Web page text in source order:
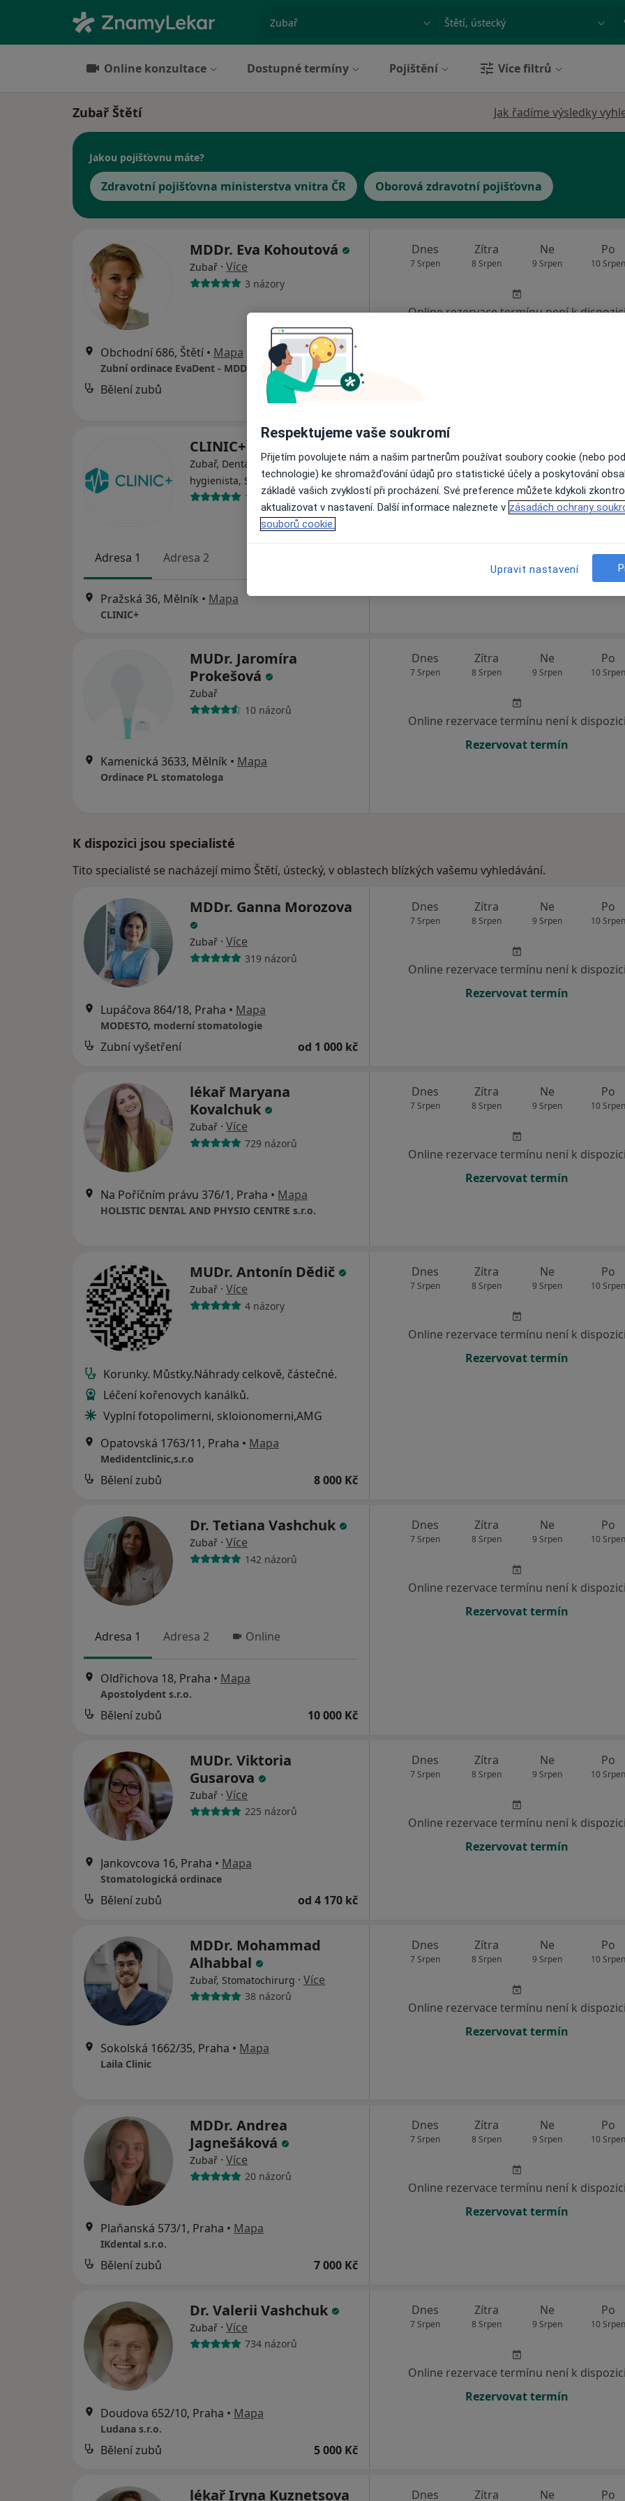
specializace, nemoc nebo příjmeníMěsto nebo region
Online konzultace Dostupné termíny Pojištění Více filtrů
Zubař Štětí Jak řadíme výsledky
Jakou pojišťovnu máte?
Zdravotní pojišťovna ministerstva vnitra ČR Oborová zdravotní pojišťovna
MDDr. Eva Kohoutová
Zubař · Více
3 názory
Obchodní 686, Štětí • Mapa
Zubní ordinace EvaDent - MDDr. Eva Kohoutová
Bělení zubů 3 660 Kč
Dnes
7 Srpen
Zítra
8 Srpen
Ne
9 Srpen
Po
10 Srpen
Online rezervace termínu není k
CLINIC+
Zubař, Dentální hygienistka,
hygienista, Stomatochirurg
17 názorů
Adresa 1 Adresa 2
Pražská 36, Mělník • Mapa
CLINIC+
7 Srpen 8 Srpen 9 Srpen 10
Online rezervace termínu není k
MUDr. Jaromíra
Prokešová
Zubař
10 názorů
Kamenická 3633, Mělník • Mapa
Ordinace PL stomatologa
Dnes
7 Srpen
Zítra
8 Srpen
Ne
9 Srpen
Po
10 Srpen
Online rezervace termínu není k dispozici
Rezervovat termín
K dispozici jsou specialisté
Tito specialisté se nacházejí mimo Štětí, ústecký, v oblastech blízkých vašemu vyhledávání.
MDDr. Ganna Morozova
Zubař · Více
319 názorů
Lupáčova 864/18, Praha • Mapa
MODESTO, moderní stomatologie
Zubní vyšetření od 1 000 kč
Dnes
7 Srpen
Zítra
8 Srpen
Ne
9 Srpen
Po
10 Srpen
Online rezervace termínu není k dispozici
Rezervovat termín
lékař Maryana
Kovalchuk
Zubař · Více
729 názorů
Na Poříčním právu 376/1, Praha • Mapa
HOLISTIC DENTAL AND PHYSIO CENTRE s.r.o.
Dnes
7 Srpen
Zítra
8 Srpen
Ne
9 Srpen
Po
10 Srpen
Online rezervace termínu není k dispozici
Rezervovat termín
MUDr. Antonín Dědič
Zubař · Více
4 názory
Korunky. Můstky.Náhrady celkově, částečné.
Léčení kořenovych kanálků.
Vyplní fotopolimerni, skloionomerni,AMG
Opatovská 1763/11, Praha • Mapa
Medidentclinic,s.r.o
Bělení zubů 8 000 Kč
Dnes
7 Srpen
Zítra
8 Srpen
Ne
9 Srpen
Po
10 Srpen
Online rezervace termínu není k dispozici
Rezervovat termín
Dr. Tetiana Vashchuk
Zubař · Více
142 názorů
Adresa 1 Adresa 2 Online
Oldřichova 18, Praha • Mapa
Apostolydent s.r.o.
Bělení zubů 10 000 Kč
Dnes
7 Srpen
Zítra
8 Srpen
Ne
9 Srpen
Po
10 Srpen
Online rezervace termínu není k dispozici
Rezervovat termín
MUDr. Viktoria
Gusarova
Zubař · Více
225 názorů
Jankovcova 16, Praha • Mapa
Stomatologická ordinace
Bělení zubů od 4 170 kč
Dnes
7 Srpen
Zítra
8 Srpen
Ne
9 Srpen
Po
10 Srpen
Online rezervace termínu není k dispozici
Rezervovat termín
MDDr. Mohammad
Alhabbal
Zubař, Stomatochirurg · Více
38 názorů
Sokolská 1662/35, Praha • Mapa
Laila Clinic
Dnes
7 Srpen
Zítra
8 Srpen
Ne
9 Srpen
Po
10 Srpen
Online rezervace termínu není k dispozici
Rezervovat termín
MDDr. Andrea
Jagnešáková
Zubař · Více
20 názorů
Plaňanská 573/1, Praha • Mapa
IKdental s.r.o.
Bělení zubů 7 000 Kč
Dnes
7 Srpen
Zítra
8 Srpen
Ne
9 Srpen
Po
10 Srpen
Online rezervace termínu není k dispozici
Rezervovat termín
Dr. Valerii Vashchuk
Zubař · Více
734 názorů
Doudova 652/10, Praha • Mapa
Ludana s.r.o.
Bělení zubů 5 000 Kč
Dnes
7 Srpen
Zítra
8 Srpen
Ne
9 Srpen
Po
10 Srpen
Online rezervace termínu není k dispozici
Rezervovat termín
lékař Iryna Kuznetsova Dnes Zítra Ne Po
Respektujeme vaše soukromí
Přijetím povolujete nám a našim partnerům používat soubory cookie (nebo
technologie) ke shromažďování údajů pro statistické účely a poskytování
základě vašich zvyklostí při procházení. Své preference můžete kdykoli
aktualizovat v nastavení. Další informace naleznete v zásadách ochrany
souborů cookie.
Upravit nastavení